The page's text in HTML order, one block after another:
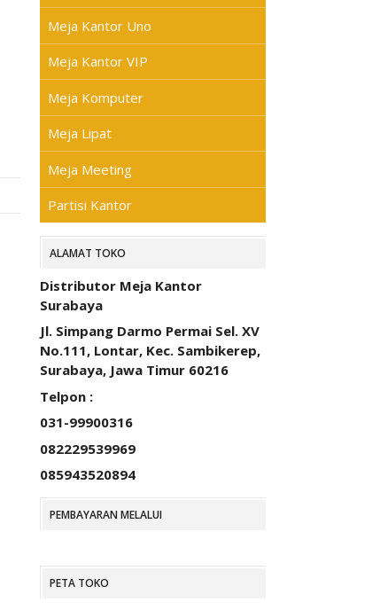
Meja Kantor Uno
Meja Kantor VIP
Meja Komputer
Meja Lipat
Meja Meeting
Partisi Kantor
ALAMAT TOKO
Distributor Meja Kantor
Surabaya
Jl. Simpang Darmo Permai Sel. XV
No.111, Lontar, Kec. Sambikerep,
Surabaya, Jawa Timur 60216
Telpon :
031-99900316
082229539969
085943520894
PEMBAYARAN MELALUI
PETA TOKO